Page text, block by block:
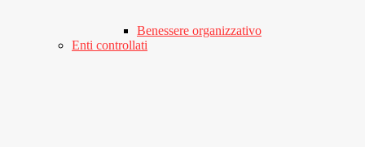
Benessere organizzativo
Enti controllati